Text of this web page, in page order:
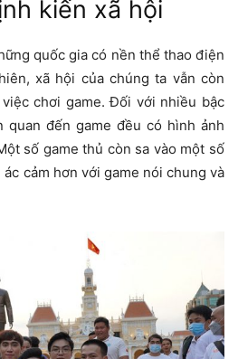
kiến ​​xã hội
quốc gia có nền thể thao điện
xã hội của chúng ta vẫn còn
chơi game. Đối với nhiều bậc
quan đến game đều có hình ảnh
số game thủ còn sa vào một số
cảm hơn với game nói chung và